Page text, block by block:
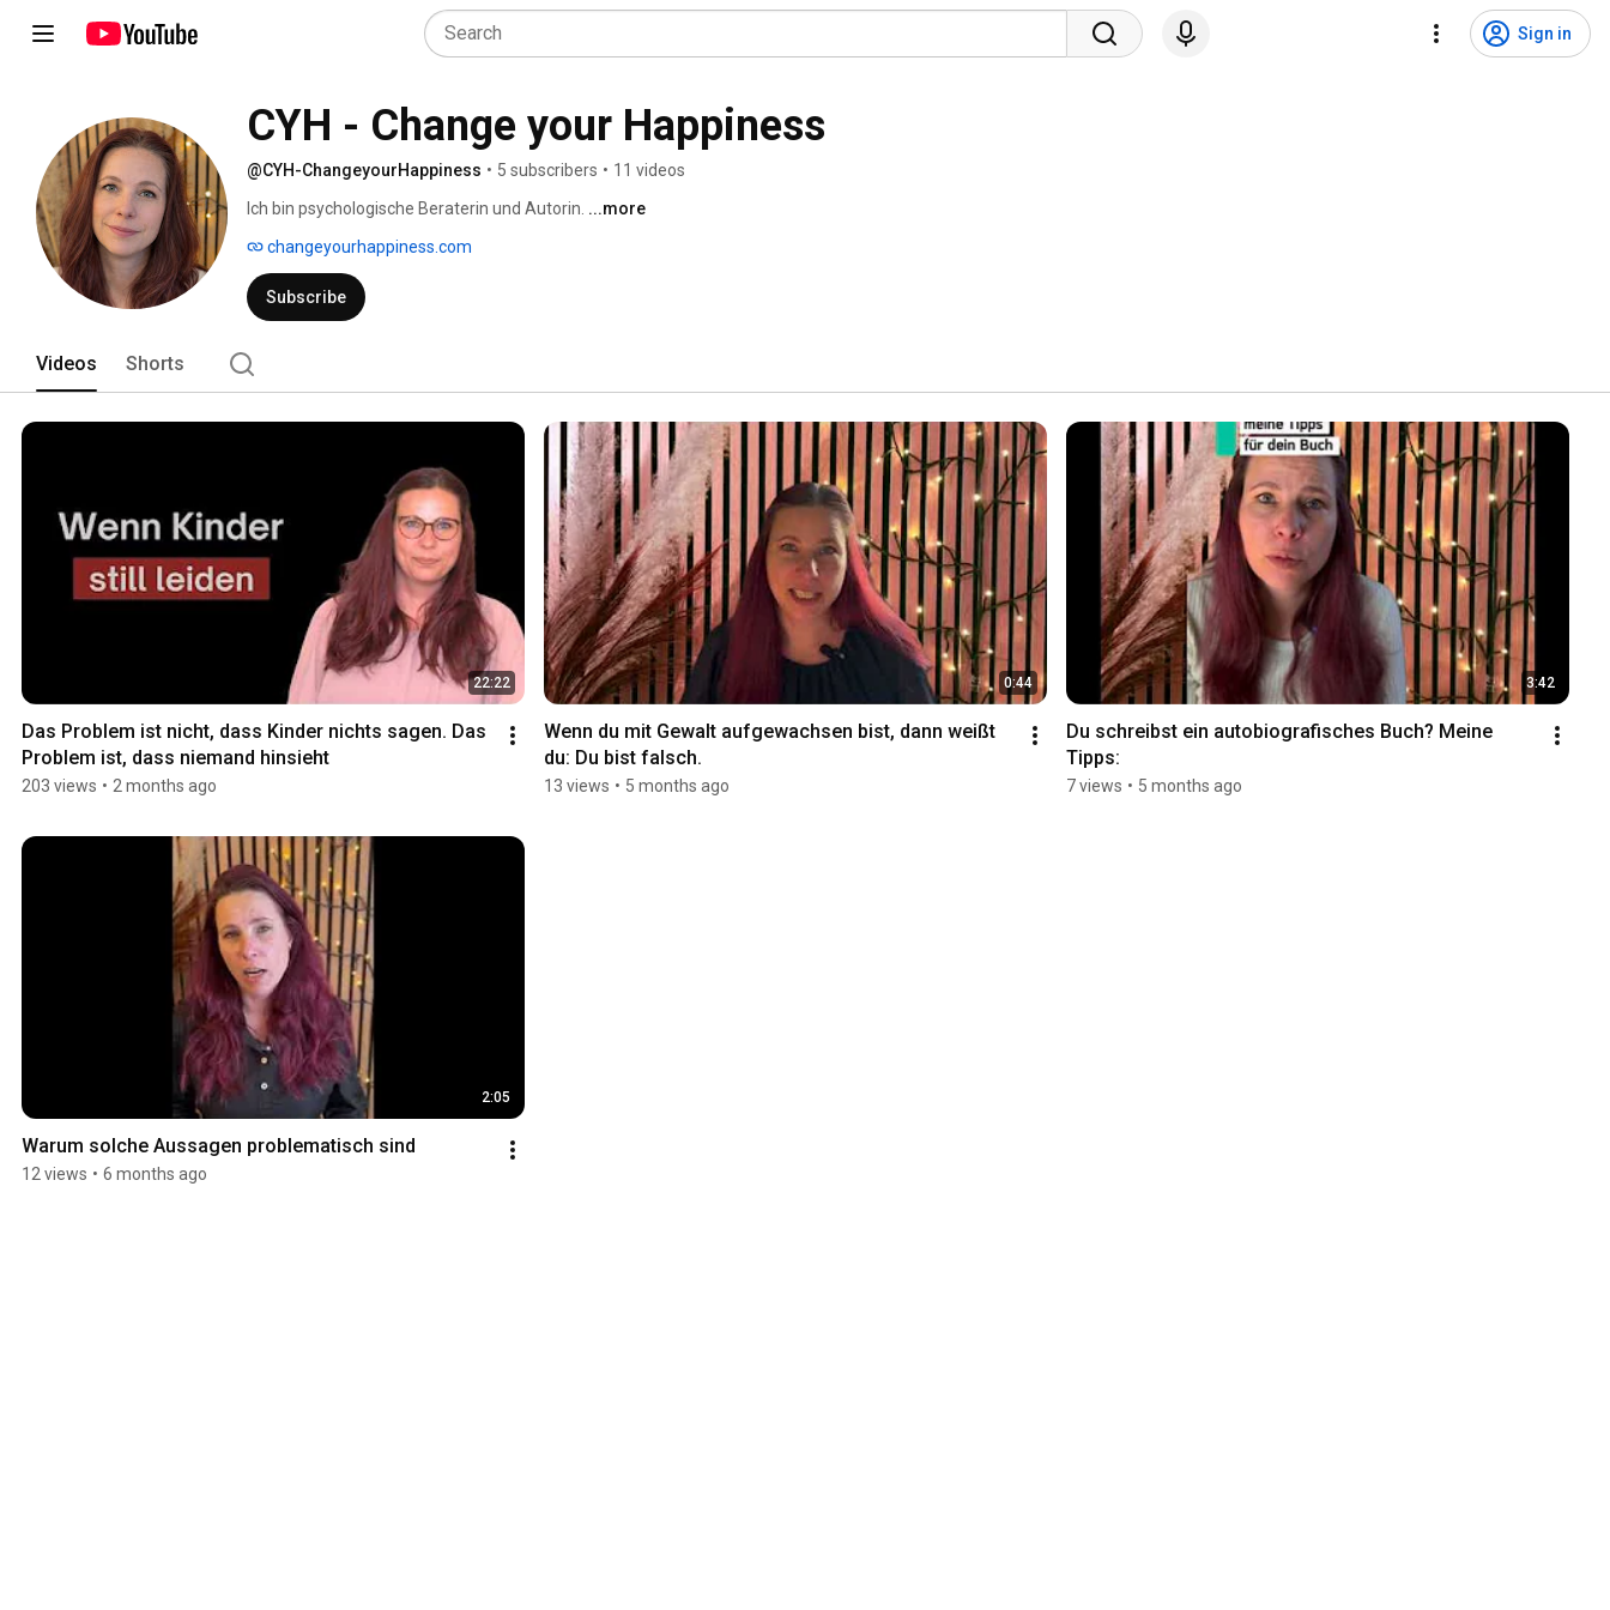
Sign in
CYH - Change your Happiness
@CYH-ChangeyourHappiness • 5 subscribers • 11 videos
Ich bin psychologische Beraterin und Autorin. ...more
changeyourhappiness.com
Subscribe
Videos Shorts
22:22
Das Problem ist nicht, dass Kinder nichts sagen. Das
Problem ist, dass niemand hinsieht
203 views • 2 months ago
0:44
Wenn du mit Gewalt aufgewachsen bist, dann weißt
du: Du bist falsch.
13 views • 5 months ago
3:42
Du schreibst ein autobiografisches Buch? Meine
Tipps:
7 views • 5 months ago
2:05
Warum solche Aussagen problematisch sind
12 views • 6 months ago